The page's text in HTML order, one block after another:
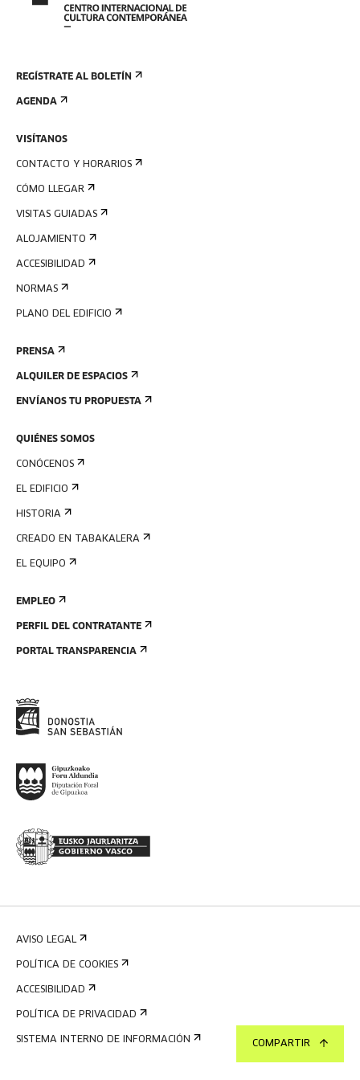
COMPARTIR
REGÍSTRATE AL BOLETÍN
AGENDA
VISÍTANOS
CONTACTO Y HORARIOS
CÓMO LLEGAR
VISITAS GUIADAS
ALOJAMIENTO
ACCESIBILIDAD
NORMAS
PLANO DEL EDIFICIO
PRENSA
ALQUILER DE ESPACIOS
ENVÍANOS TU PROPUESTA
QUIÉNES SOMOS
CONÓCENOS
EL EDIFICIO
HISTORIA
CREADO EN TABAKALERA
EL EQUIPO
EMPLEO
PERFIL DEL CONTRATANTE
PORTAL TRANSPARENCIA
AVISO LEGAL
POLÍTICA DE COOKIES
ACCESIBILIDAD
POLÍTICA DE PRIVACIDAD
SISTEMA INTERNO DE INFORMACIÓN